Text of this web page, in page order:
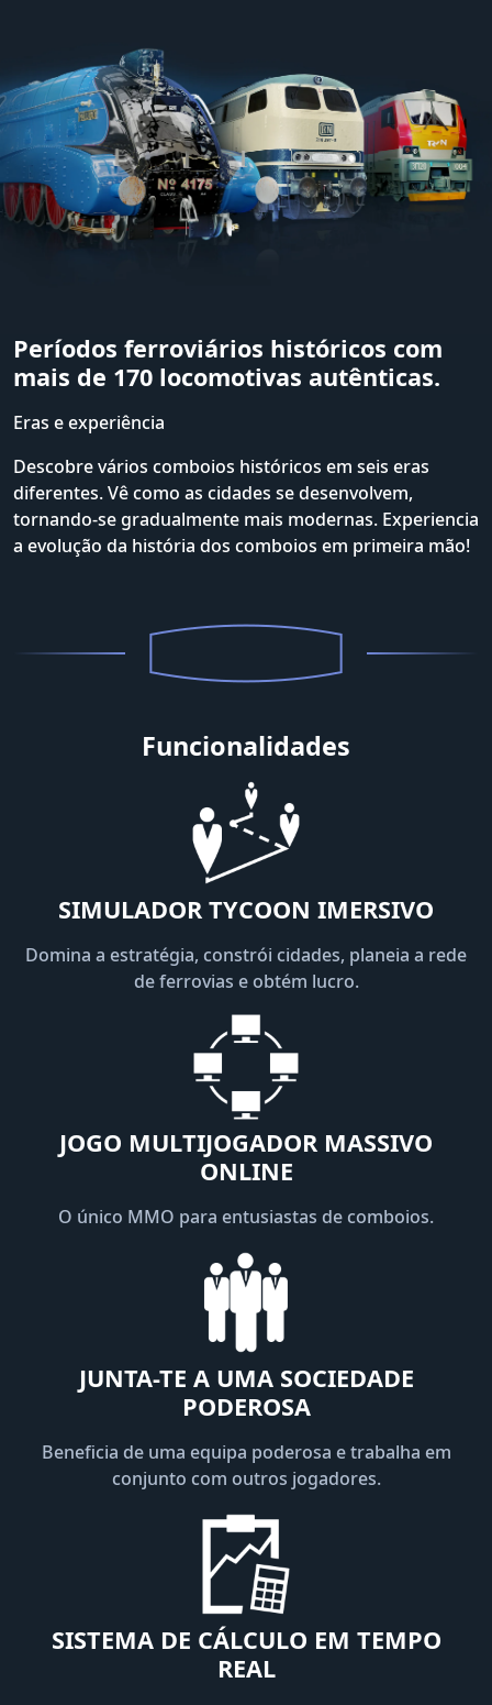
Períodos ferroviários históricos com
mais de 170 locomotivas autênticas.
Eras e experiência
Descobre vários comboios históricos em seis eras
diferentes. Vê como as cidades se desenvolvem,
tornando-se gradualmente mais modernas. Experiencia
a evolução da história dos comboios em primeira mão!
Funcionalidades
SIMULADOR TYCOON IMERSIVO
Domina a estratégia, constrói cidades, planeia a rede
de ferrovias e obtém lucro.
JOGO MULTIJOGADOR MASSIVO
ONLINE
O único MMO para entusiastas de comboios.
JUNTA-TE A UMA SOCIEDADE
PODEROSA
Beneficia de uma equipa poderosa e trabalha em
conjunto com outros jogadores.
SISTEMA DE CÁLCULO EM TEMPO
REAL